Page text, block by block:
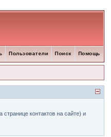
Помощь
Поиск
Пользователи
контактов на сайте) и